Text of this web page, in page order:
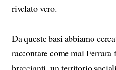
rivelato vero.
Da queste basi abbiamo
raccontare come mai Ferrara
braccianti, un territorio